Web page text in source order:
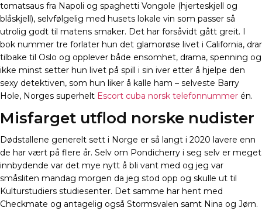
tomatsaus fra Napoli og spaghetti Vongole (hjerteskjell og
blåskjell), selvfølgelig med husets lokale vin som passer så
utrolig godt til matens smaker. Det har forsåvidt gått greit. I
bok nummer tre forlater hun det glamorøse livet i California, drar
tilbake til Oslo og opplever både ensomhet, drama, spenning og
ikke minst setter hun livet på spill i sin iver etter å hjelpe den
sexy detektiven, som hun liker å kalle ham – selveste Barry
Hole, Norges superhelt Escort cuba norsk telefonnummer én.
Misfarget utflod norske nudister
Dødstallene generelt sett i Norge er så langt i 2020 lavere enn
de har vært på flere år. Selv om Pondicherry i seg selv er meget
innbydende var det mye nytt å bli vant med og jeg var
småsliten mandag morgen da jeg stod opp og skulle ut til
Kulturstudiers studiesenter. Det samme har hent med
Checkmate og antagelig også Stormsvalen samt Nina og Jørn.